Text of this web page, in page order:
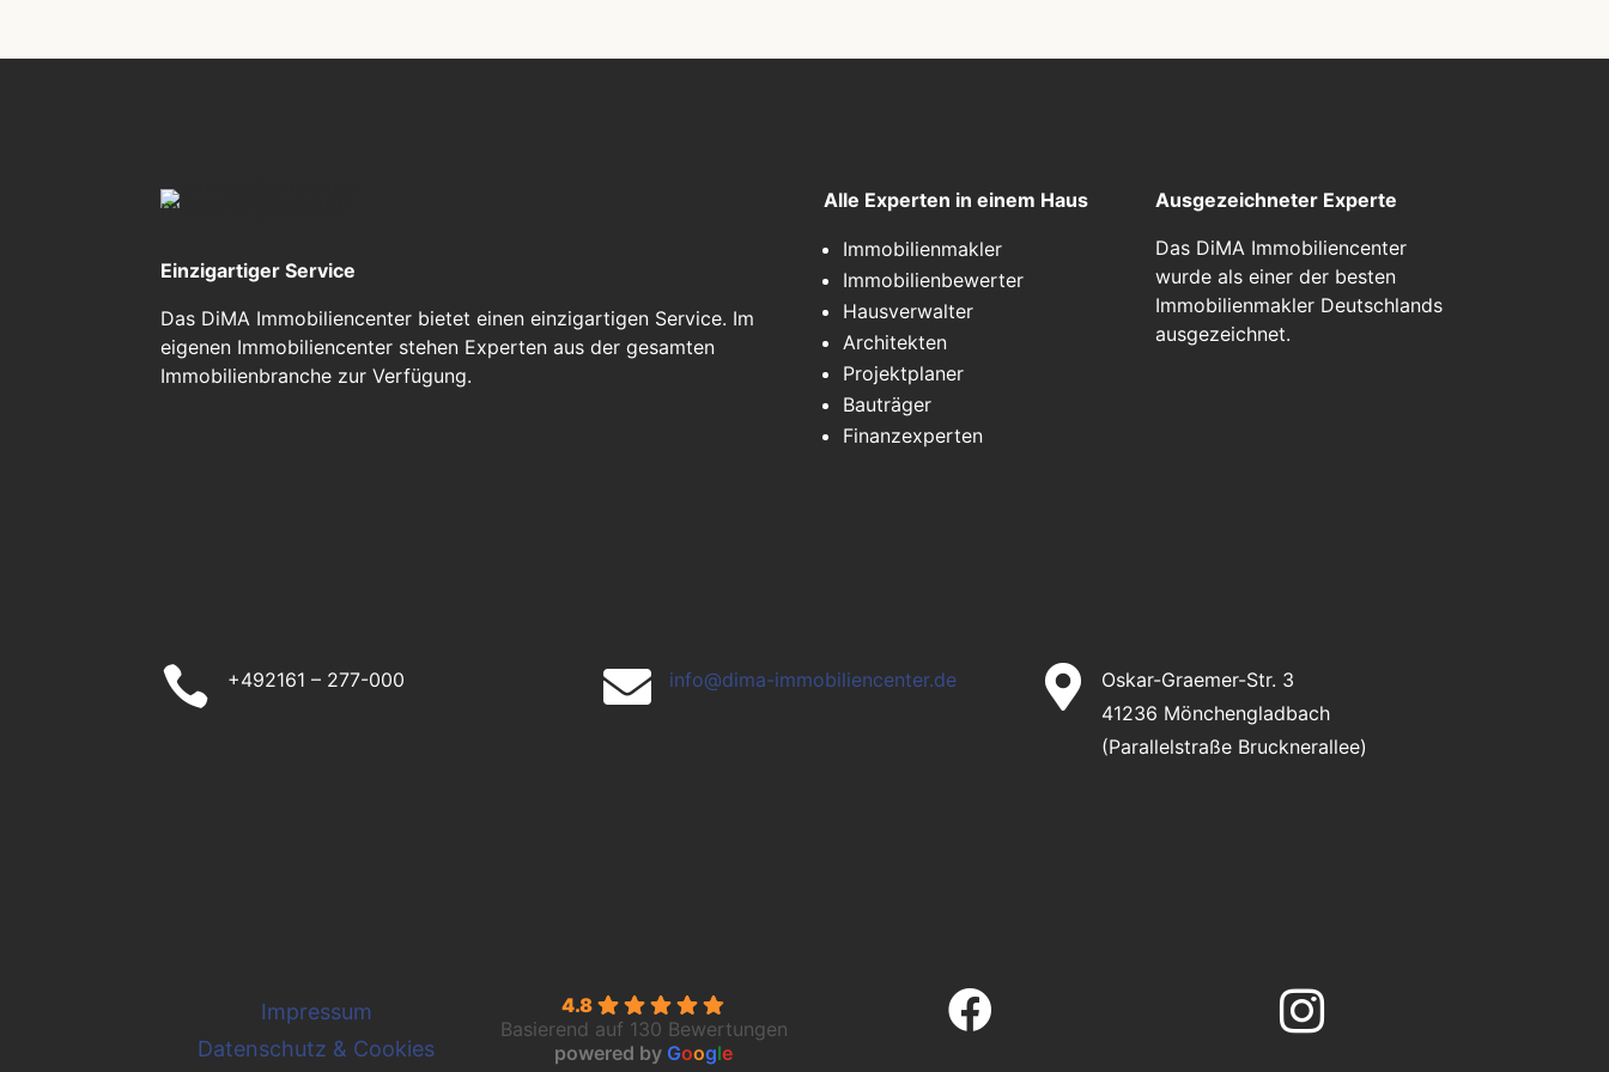
Einzigartiger Service
Das DiMA Immobiliencenter bietet einen einzigartigen Service. Im
eigenen Immobiliencenter stehen Experten aus der gesamten
Immobilienbranche zur Verfügung.
Alle Experten in einem Haus
Immobilienmakler
Immobilienbewerter
Hausverwalter
Architekten
Projektplaner
Bauträger
Finanzexperten
Ausgezeichneter Experte
Das DiMA Immobiliencenter
wurde als einer der besten
Immobilienmakler Deutschlands
ausgezeichnet.
 +492161 – 277-000  info@dima-immobiliencenter.de 
Oskar-Graemer-Str. 3
41236 Mönchengladbach
(Parallelstraße Brucknerallee)
Impressum
Datenschutz & Cookies
4.8
Basierend auf 130 Bewertungen
powered by Google
 